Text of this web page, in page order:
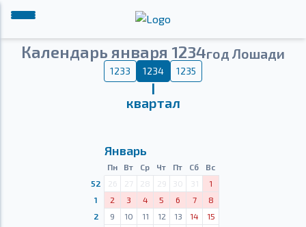
Календарь января 1234год Лошади
1233 1234 1235
Ⅰ
квартал
Январь
Пн Вт Ср Чт Пт Сб
Вс
52
26 27 28 29 30 31
1
1
2 3 4 5 6 7
8
2
9 10 11 12 13 14
15